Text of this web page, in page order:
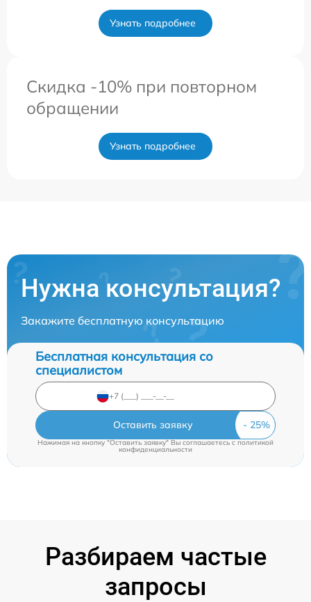
Узнать подробнее
Скидка -10% при повторном
обращении
Узнать подробнее
Нужна консультация?
Закажите бесплатную консультацию
Бесплатная консультация со
специалистом
Оставить заявку
Нажимая на кнопку "Оставить заявку" Вы соглашаетесь cполитикой
конфиденциальности
Разбираем частые
запросы